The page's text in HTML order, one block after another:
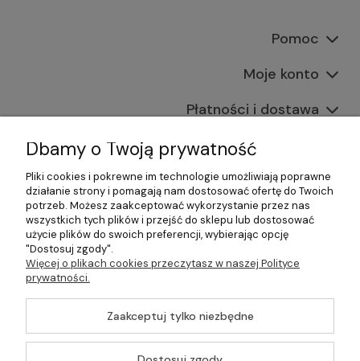
Pomoc
Moje konto
Płatności i dostawa
Informacje
O nas
©2026 Wszelkie Prawa Zastrzeżone | Gastrosklep |
Wyposażenie gastronomii, restauracji oraz barów
Szablon Master byEcommercy
Dbamy o Twoją prywatność
Pliki cookies i pokrewne im technologie umożliwiają poprawne
działanie strony i pomagają nam dostosować ofertę do Twoich
potrzeb. Możesz zaakceptować wykorzystanie przez nas
wszystkich tych plików i przejść do sklepu lub dostosować
użycie plików do swoich preferencji, wybierając opcję
"Dostosuj zgody".
Więcej o plikach cookies przeczytasz w naszej Polityce
prywatności.
Zaakceptuj tylko niezbędne